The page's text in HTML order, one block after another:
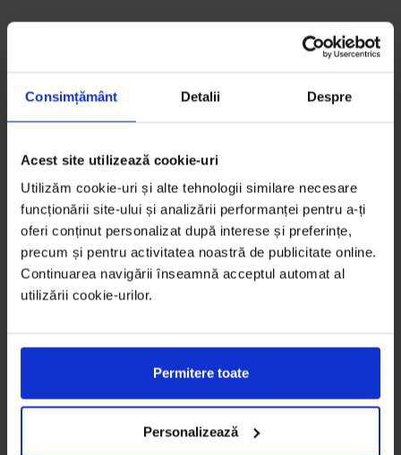
Consimțământ Detalii Despre
Acest site utilizează cookie-uri
Utilizăm cookie-uri și alte tehnologii similare necesare
funcționării site-ului și analizării performanței pentru a-ți
oferi conținut personalizat după interese și preferințe,
precum și pentru activitatea noastră de publicitate online.
Continuarea navigării înseamnă acceptul automat al
utilizării cookie-urilor.
Permitere toate
Personalizează